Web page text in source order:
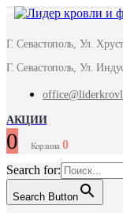
Г. Севастополь, Ул.
Г. Севастополь, Ул.
АКЦИИ
0 Корзина 0
Search for:
Search Button